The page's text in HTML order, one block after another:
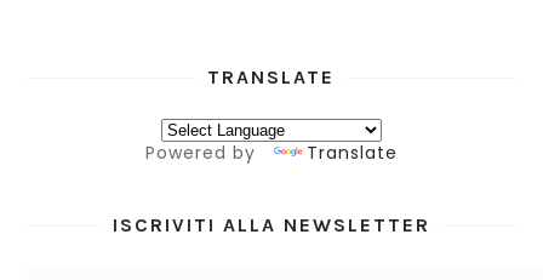
TRANSLATE
Powered by Translate
ISCRIVITI ALLA NEWSLETTER